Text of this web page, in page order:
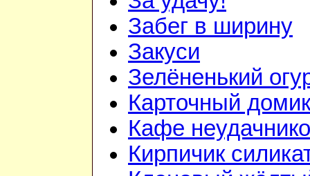
Забег в ширину
Закуси
Зелёненький
Карточный домик
Кафе
Кирпичик